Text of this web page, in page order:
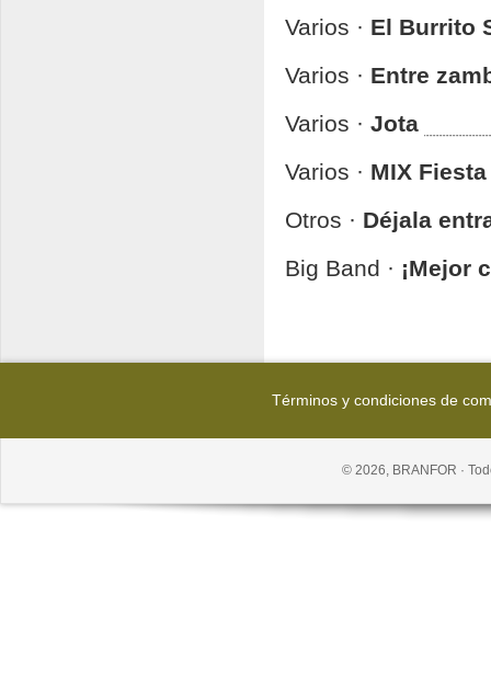
Varios · El Burrito
Varios · Entre
Varios · Jota
Varios · MIX Fiesta
Otros · Déjala
Big Band · ¡Mejor
Términos y condiciones de
© 2026, BRANFOR ·